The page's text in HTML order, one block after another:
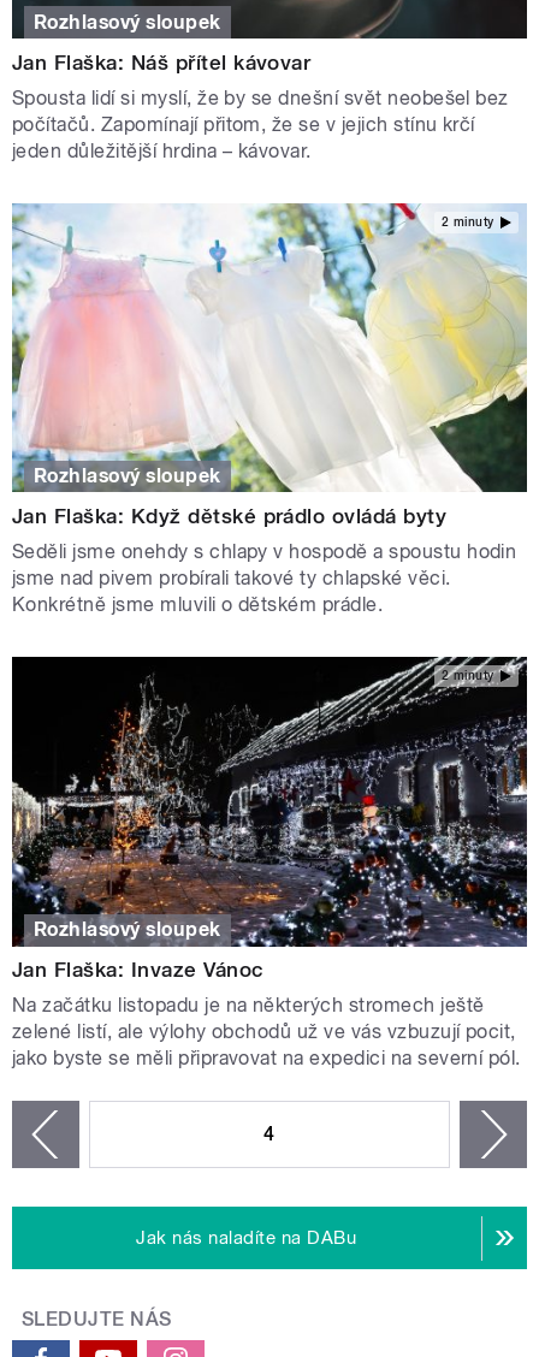
Rozhlasový sloupek
Jan Flaška: Náš přítel kávovar
Spousta lidí si myslí, že by se dnešní svět neobešel bez
počítačů. Zapomínají přitom, že se v jejich stínu krčí
jeden důležitější hrdina – kávovar.
2 minuty
Rozhlasový sloupek
Jan Flaška: Když dětské prádlo ovládá byty
Seděli jsme onehdy s chlapy v hospodě a spoustu hodin
jsme nad pivem probírali takové ty chlapské věci.
Konkrétně jsme mluvili o dětském prádle.
2 minuty
Rozhlasový sloupek
Jan Flaška: Invaze Vánoc
Na začátku listopadu je na některých stromech ještě
zelené listí, ale výlohy obchodů už ve vás vzbuzují pocit,
jako byste se měli připravovat na expedici na severní pól.
4
Jak nás naladíte na DABu
SLEDUJTE NÁS